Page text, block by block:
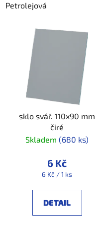
Petrolejová
sklo svář. 110x90 mm
čiré
Skladem (680 ks)
6 Kč
Měrná
6 Kč / 1 ks
DETAIL